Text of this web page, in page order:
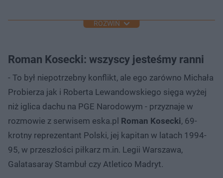
ROZWIŃ
Roman Kosecki: wszyscy jesteśmy ranni
- To był niepotrzebny konflikt, ale ego zarówno Michała
Probierza jak i Roberta Lewandowskiego sięga wyżej
niż iglica dachu na PGE Narodowym - przyznaje w
rozmowie z serwisem eska.pl Roman Kosecki, 69-
krotny reprezentant Polski, jej kapitan w latach 1994-
95, w przeszłości piłkarz m.in. Legii Warszawa,
Galatasaray Stambuł czy Atletico Madryt.